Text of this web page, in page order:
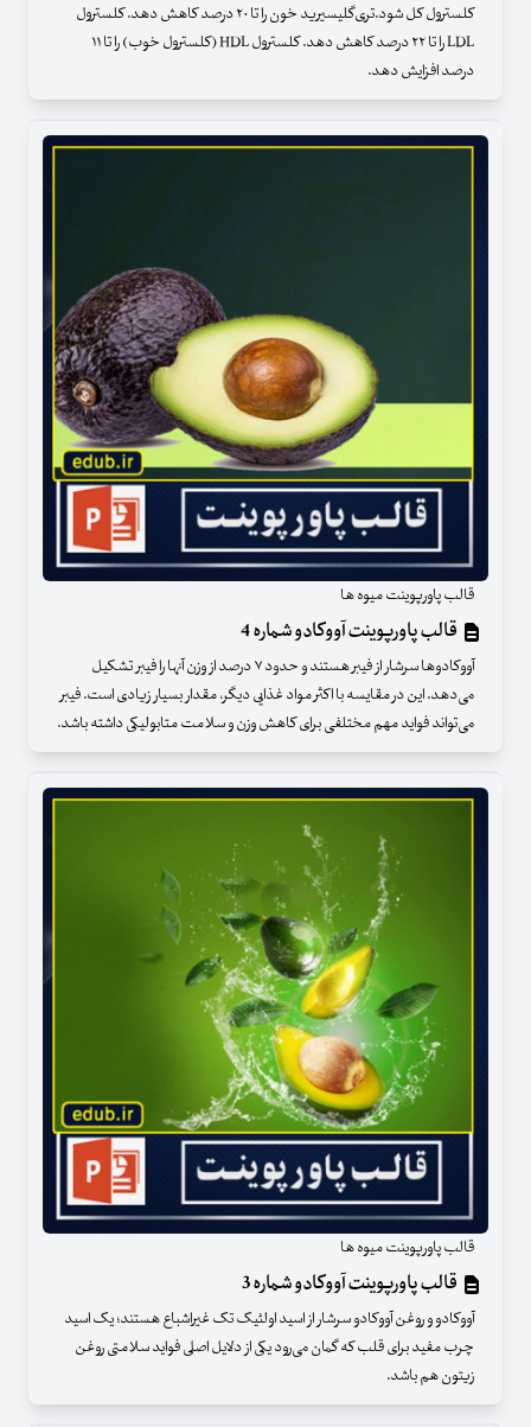
کلسترول کل شود.تری‌گلیسیرید خون را تا ۲۰ درصد کاهش دهد. کلسترول
LDL را تا ۲۲ درصد کاهش دهد. کلسترول HDL (کلسترول خوب) را تا ۱۱
درصد افزایش دهد.
قالب پاورپوینت میوه ها
قالب پاورپوینت آووکادو شماره 4
آووکادوها سرشار از فیبر هستند و حدود ۷ درصد از وزن آنها را فیبر تشکیل
می‌دهد. این در مقایسه با اکثر مواد غذایی دیگر، مقدار بسیار زیادی است. فیبر
می‌تواند فواید مهم مختلفی برای کاهش وزن و سلامت متابولیکی داشته باشد.
قالب پاورپوینت میوه ها
قالب پاورپوینت آووکادو شماره 3
آووکادو و روغن آووکادو سرشار از اسید اولئیک تک غیراشباع هستند؛ یک اسید
چرب مفید برای قلب که گمان می‌رود یکی از دلایل اصلی فواید سلامتی روغن
زیتون هم باشد.